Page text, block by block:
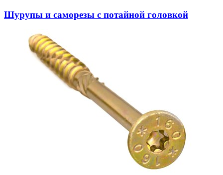
Шурупы и саморезы с потайной головкой